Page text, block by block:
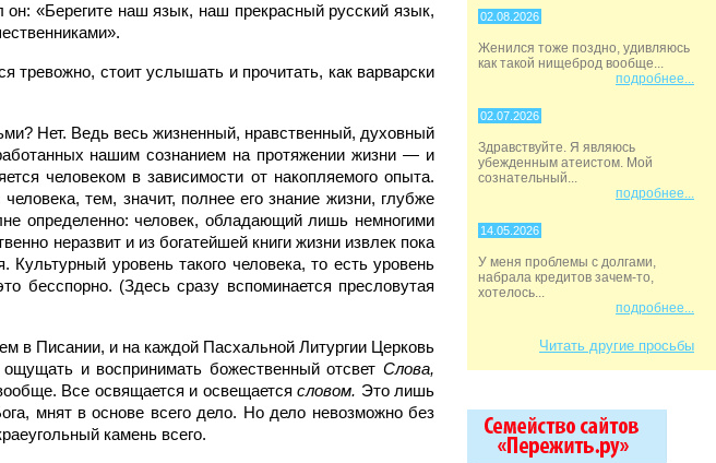
«Берегите наш язык, наш прекрасный русский язык,
стоит услышать и прочитать, как варварски
Нет. Ведь весь жизненный, нравственный, духовный
нашим сознанием на протяжении жизни — и
человеком в зависимости от накопляемого опыта.
тем, значит, полнее его знание жизни, глубже
определенно: человек, обладающий лишь немногими
неразвит и из богатейшей книги жизни извлек пока
уровень такого человека, то есть уровень
бесспорно. (Здесь сразу вспоминается пресловутая
в Писании, и на каждой Пасхальной Литургии Церковь
и воспринимать божественный отсветСлова,
Все освящается и освещается словом. Это лишь
мнят в основе всего дело. Но дело невозможно без
камень всего.
02.08.2026
Женился тоже поздно, удивляюсь
как такой нищеброд вообще...
подробнее...
02.07.2026
Здравствуйте. Я являюсь
убежденным атеистом. Мой
сознательный...
подробнее...
14.05.2026
У меня проблемы с долгами,
набрала кредитов зачем-то,
хотелось...
подробнее...
Читать другие просьбы